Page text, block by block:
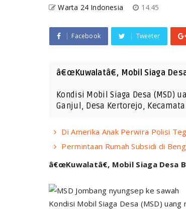
Warta 24 Indonesia 14.45
Facebook Tweeter
â€œKuwalatâ€, Mobil Siaga
Kondisi Mobil Siaga Desa (MSD)
Ganjul, Desa Kertorejo,
Di Amerika Anak Perwira Polisi
Permintaan Rumah Subsidi di
â€œKuwalatâ€, Mobil Siaga Desa
Kondisi Mobil Siaga Desa (MSD)